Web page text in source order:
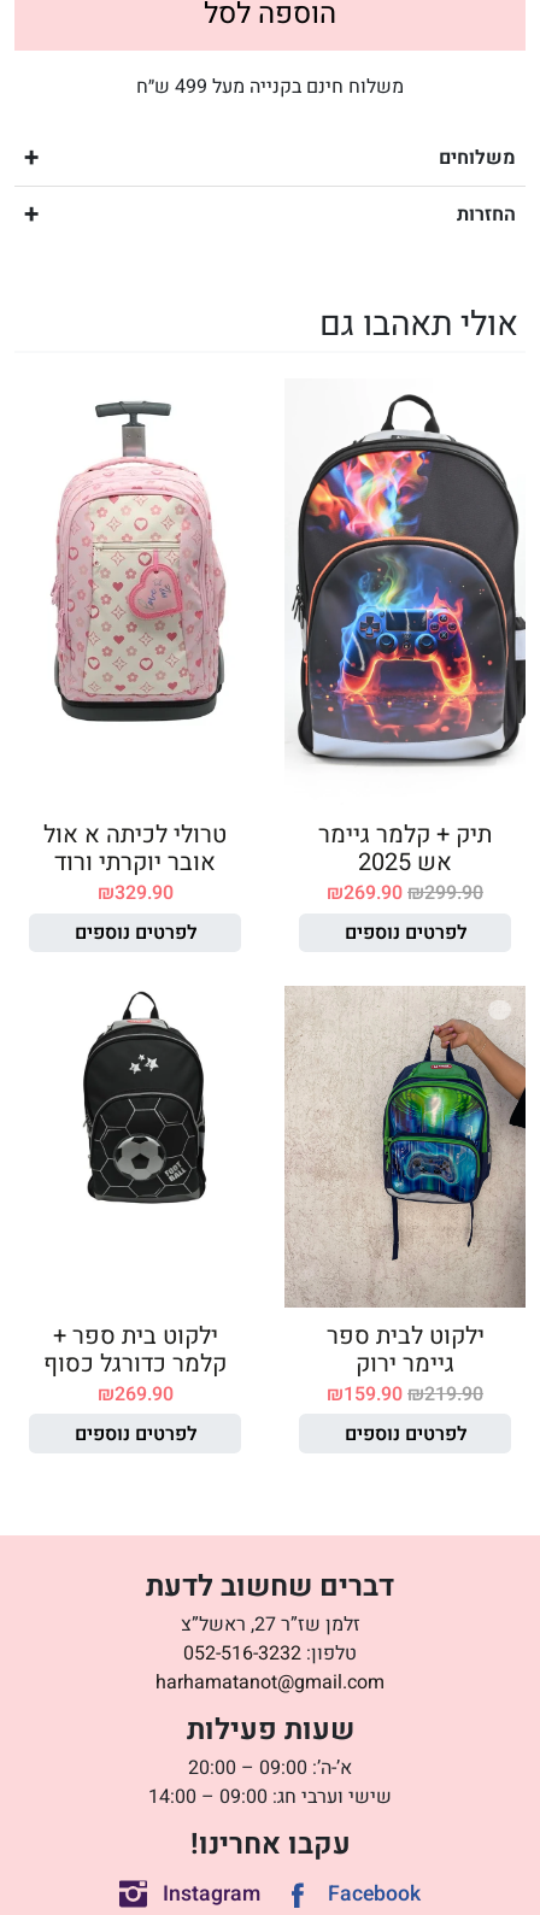
הוספה לסל
משלוח חינם בקנייה מעל 499 ש״ח
משלוחים
החזרות
אולי תאהבו גם
תיק + קלמר גיימר
אש 2025
₪299.90
₪269.90
לפרטים נוספים
טרולי לכיתה א אול
אובר יוקרתי ורוד
₪329.90
לפרטים נוספים
ילקוט לבית ספר
גיימר ירוק
₪219.90
₪159.90
לפרטים נוספים
ילקוט בית ספר +
קלמר כדורגל כסוף
₪269.90
לפרטים נוספים
דברים שחשוב לדעת
זלמן שז”ר 27, ראשל”צ
טלפון: 052-516-3232
harhamatanot@gmail.com
שעות פעילות
א’-ה’: 09:00 – 20:00
שישי וערבי חג: 09:00 – 14:00
עקבו אחרינו!
Facebook
Instagram